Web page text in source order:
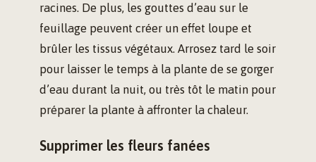
racines. De plus, les gouttes d’eau sur le
feuillage peuvent créer un effet loupe et
brûler les tissus végétaux. Arrosez tard le soir
pour laisser le temps à la plante de se gorger
d’eau durant la nuit, ou très tôt le matin pour
préparer la plante à affronter la chaleur.
Supprimer les fleurs fanées